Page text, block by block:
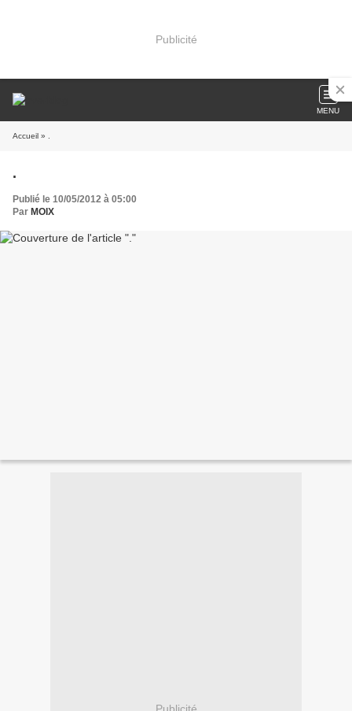
Publicité
MENU
Accueil » .
.
Publié le 10/05/2012 à 05:00
Par MOIX
Publicité